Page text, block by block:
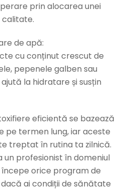
prin alocarea unei
calitate.
de apă:
cu conținut crescut de
pepenele galben sau
la hidratare și susțin
eficientă se bazează
pe termen lung, iar aceste
treptat în rutina ta zilnică.
profesionist în domeniul
orice program de
ai condiții de sănătate